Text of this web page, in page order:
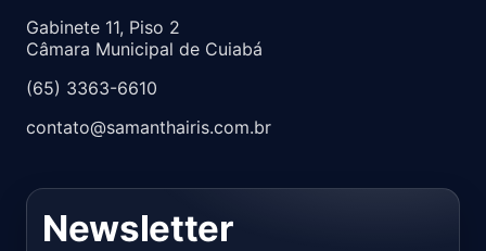
Gabinete 11, Piso 2
Câmara Municipal de Cuiabá
(65) 3363-6610
contato@samanthairis.com.br
Newsletter